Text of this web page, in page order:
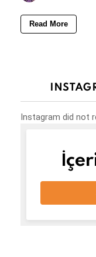
Read More
Instagram did not